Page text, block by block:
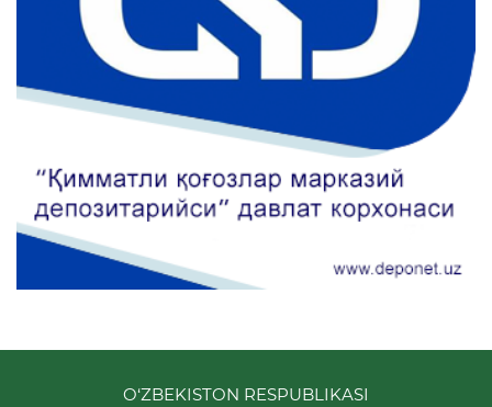
O‘ZBEKISTON RESPUBLIKASI